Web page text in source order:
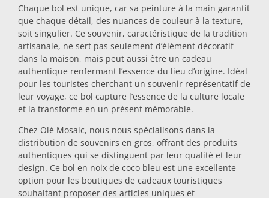
Verres
Verres à shot
Souvenirs par ville
Chaque bol est unique, car sa peinture à la main garantit
que chaque détail, des nuances de couleur à la texture,
soit singulier. Ce souvenir, caractéristique de la tradition
artisanale, ne sert pas seulement d’élément décoratif
dans la maison, mais peut aussi être un cadeau
authentique renfermant l’essence du lieu d’origine. Idéal
pour les touristes cherchant un souvenir représentatif de
leur voyage, ce bol capture l’essence de la culture locale
et la transforme en un présent mémorable.
Chez Olé Mosaic, nous nous spécialisons dans la
distribution de souvenirs en gros, offrant des produits
authentiques qui se distinguent par leur qualité et leur
design. Ce bol en noix de coco bleu est une excellente
option pour les boutiques de cadeaux touristiques
souhaitant proposer des articles uniques et